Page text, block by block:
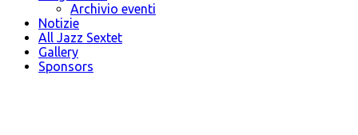
Archivio eventi
Notizie
All Jazz Sextet
Gallery
Sponsors